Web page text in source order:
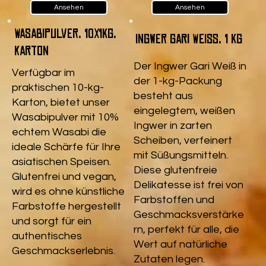
Ansehen Ansehen
Wasabipulver, 10x1kg,
Karton
Verfügbar im
praktischen 10-kg-
Karton, bietet unser
Wasabipulver mit 10%
echtem Wasabi die
ideale Schärfe für Ihre
asiatischen Speisen.
Glutenfrei und vegan,
wird es ohne künstliche
Farbstoffe hergestellt
und sorgt für ein
authentisches
Geschmackserlebnis.
Ingwer Gari Weiß, 1 kg
Der Ingwer Gari Weiß in
der 1-kg-Packung
besteht aus
eingelegtem, weißen
Ingwer in zarten
Scheiben, verfeinert
mit Süßungsmitteln.
Diese glutenfreie
Delikatesse ist frei von
Farbstoffen und
Geschmacksverstärke
rn, perfekt für alle, die
Wert auf natürliche
Zutaten legen.